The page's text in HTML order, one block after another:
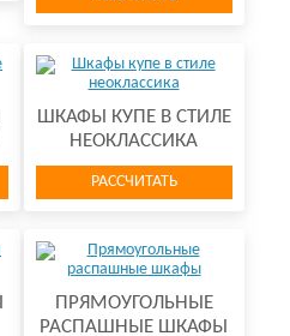
ШКАФЫ КУПЕ В СТИЛЕ
НЕОКЛАССИКА
РАССЧИТАТЬ
ПРЯМОУГОЛЬНЫЕ
РАСПАШНЫЕ ШКАФЫ